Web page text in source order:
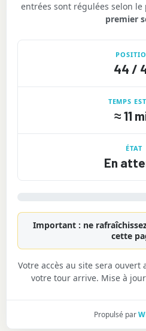
entrées sont régulées selon le
premier
44 /
TEMPS
≈ 11
ÉTAT
En
Important : ne
cette
Votre accès au site sera
votre tour arrive. Mise à
Propulsé par